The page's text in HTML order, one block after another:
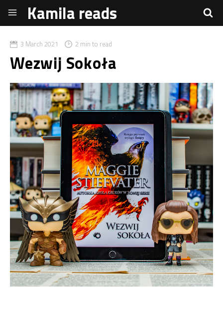
Kamila reads
3 March 2021 2 min to read
Wezwij Sokoła